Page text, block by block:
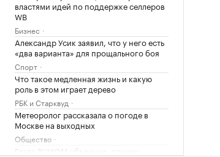
властями идей по поддержке селлеров
WB
Бизнес
Александр Усик заявил, что у него есть
«два варианта» для прощального боя
Спорт
Что такое медленная жизнь и какую
роль в этом играет дерево
РБК и Старквуд
Метеоролог рассказала о погоде в
Москве на выходных
Общество
Глава ВЦИОМ объяснил, почему